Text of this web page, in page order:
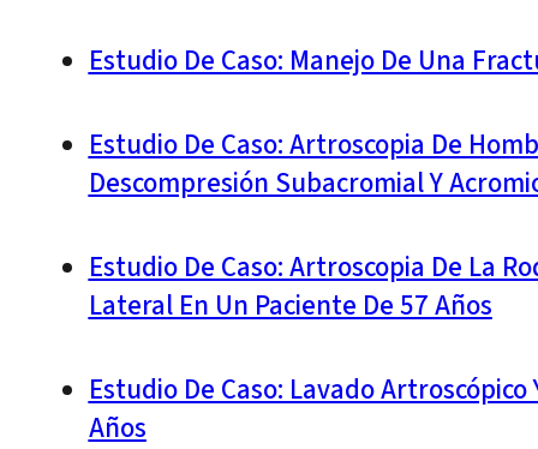
Estudio De Caso: Manejo De Una
Estudio De Caso: Artroscopia De
Descompresión Subacromial Y
Estudio De Caso: Artroscopia De La
Lateral En Un Paciente De 57 Años
Estudio De Caso: Lavado
Años